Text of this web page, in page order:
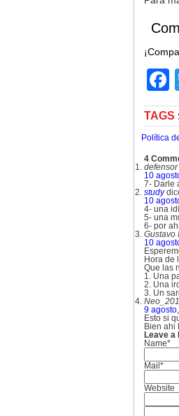
TAGS
Política
4
10
7- Darle
study
10
4- una
5- una
6- por
Gustavo
10
Hora de
Que las
1. Una
2. Una
3. Un
9
Esto si
Bien ahi
Leave a
Name*
Mail*
Website